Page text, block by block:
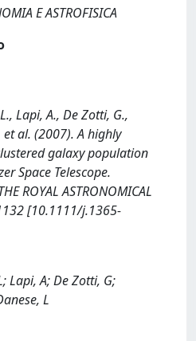
E ASTROFISICA
Lapi, A., De Zotti, G.,
et al. (2007). A highly
galaxy population
Space Telescope.
ROYAL ASTRONOMICAL
[10.1111/j.1365-
Lapi, A; De Zotti, G;
L